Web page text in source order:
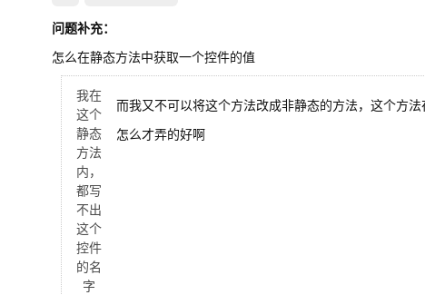
问题补充：
怎么在静态方法中获取一个控件的值
我在
这个
静态
方法
内，
都写
不出
这个
控件
的名
字
而我又不可以将这个方法改成非静态的方法，这个方
怎么才弄的好啊